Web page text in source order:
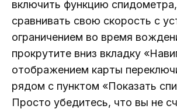
включить функцию
сравнивать свою скорость с
ограничением во время
прокрутите вниз вкладку
отображением карты
рядом с пунктом «Показать
Просто убедитесь, что вы не